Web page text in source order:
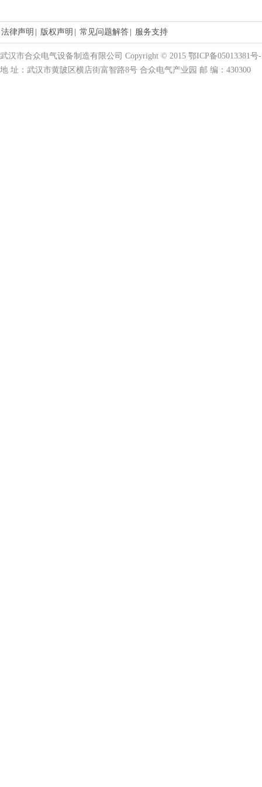
法律声明 版权声明 常见问题解答 服务支持
武汉市合众电气设备制造有限公司 Copyright © 2015 鄂ICP备05013381号
地 址：武汉市黄陂区横店街富智路8号 合众电气产业园 邮 编：430300